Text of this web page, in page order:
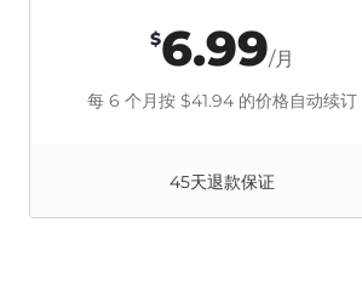
$6.99/月
每 6 个月按 $41.94的价格自动续订
45天退款保证